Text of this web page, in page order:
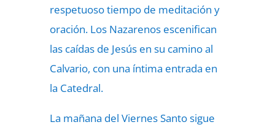
respetuoso tiempo de meditación y
oración. Los Nazarenos escenifican
las caídas de Jesús en su camino al
Calvario, con una íntima entrada en
la Catedral.
La mañana del Viernes Santo sigue